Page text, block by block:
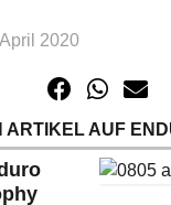
2020
ARTIKEL AUF